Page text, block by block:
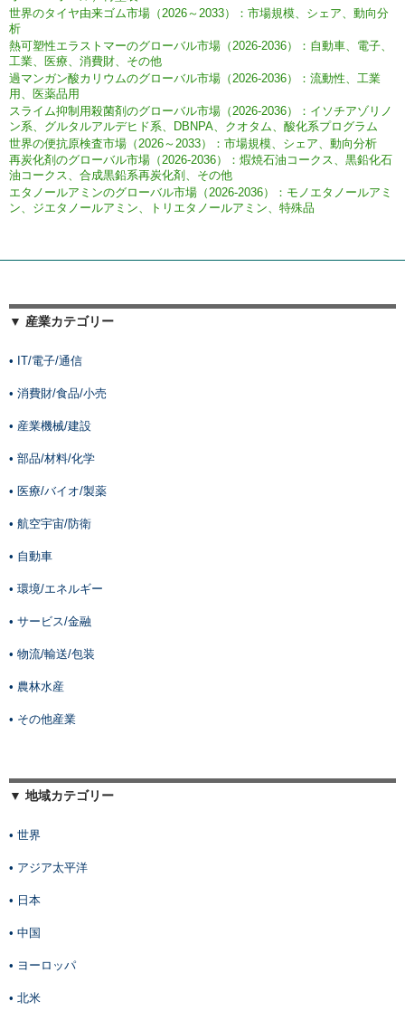
世界のタイヤ由来ゴム市場（2026～2033）：市場規模、シェア、動向分
析
熱可塑性エラストマーのグローバル市場（2026-2036）：自動車、電子、
工業、医療、消費財、その他
過マンガン酸カリウムのグローバル市場（2026-2036）：流動性、工業
用、医薬品用
スライム抑制用殺菌剤のグローバル市場（2026-2036）：イソチアゾリノ
ン系、グルタルアルデヒド系、DBNPA、クオタム、酸化系プログラム
世界の便抗原検査市場（2026～2033）：市場規模、シェア、動向分析
再炭化剤のグローバル市場（2026-2036）：煆焼石油コークス、黒鉛化石
油コークス、合成黒鉛系再炭化剤、その他
エタノールアミンのグローバル市場（2026-2036）：モノエタノールアミ
ン、ジエタノールアミン、トリエタノールアミン、特殊品
▼ 産業カテゴリー
• IT/電子/通信
• 消費財/食品/小売
• 産業機械/建設
• 部品/材料/化学
• 医療/バイオ/製薬
• 航空宇宙/防衛
• 自動車
• 環境/エネルギー
• サービス/金融
• 物流/輸送/包装
• 農林水産
• その他産業
▼ 地域カテゴリー
• 世界
• アジア太平洋
• 日本
• 中国
• ヨーロッパ
• 北米